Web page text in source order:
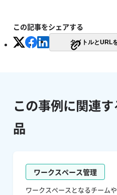
この記事をシェアする
タイトルとURL
この事例に関連
品
ワークスペース管理
ワークスペースとなるチーム